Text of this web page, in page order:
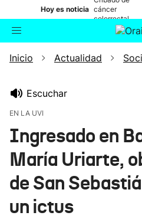
Hoy es noticia cáncer
colorrectal
Buscador
Inicio Actualidad
Escuchar
EN LA UVI
Ingresado en
María Uriarte,
de San
un ictus